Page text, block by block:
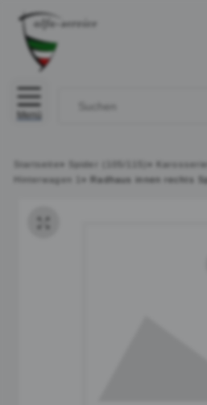
Menü
Startseite » Spider (105/115) » Karosserie
Hinterwagen 1
» Radhaus innen rechts